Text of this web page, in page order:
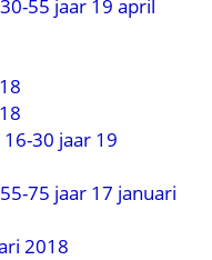
55 jaar 19 april
30 jaar 19
75 jaar 17 januari
2018